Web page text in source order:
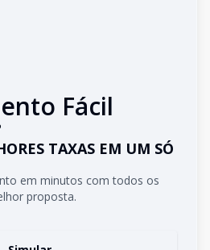
Fácil
TAXAS EM UM SÓ
em minutos com todos os
proposta.